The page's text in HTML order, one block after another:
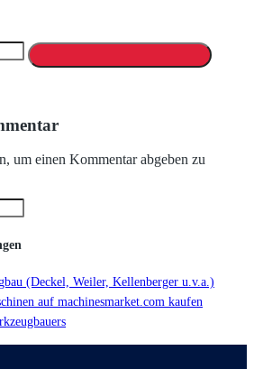
um einen Kommentar abgeben zu
(Deckel, Weiler, Kellenberger u.v.a.)
auf machinesmarket.com kaufen